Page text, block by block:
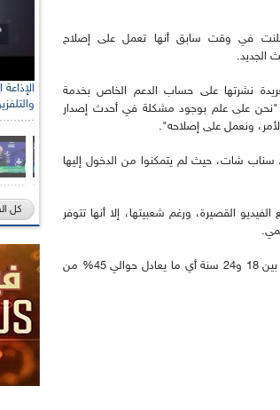
في وقت سابق أنها تعمل على إصلاح
الجديد.
نشرتها على حساب الدعم الخاص بخدمة
"نحن على علم بوجود مشكلة في أحدث إصدار
ونعمل على إصلاحه".
شات، حيث لم يتمكنوا من الدخول إليها
القصيرة، ورغم شعبيتها، إلا أنها تتوفر
ويشار إلى أن الإحصائيات تكشف أن الفئة العمرية لمستخدمي التطبيق تتراوح بين 18 و24 سنة أي ما يعادل حوالي 45% من
كل